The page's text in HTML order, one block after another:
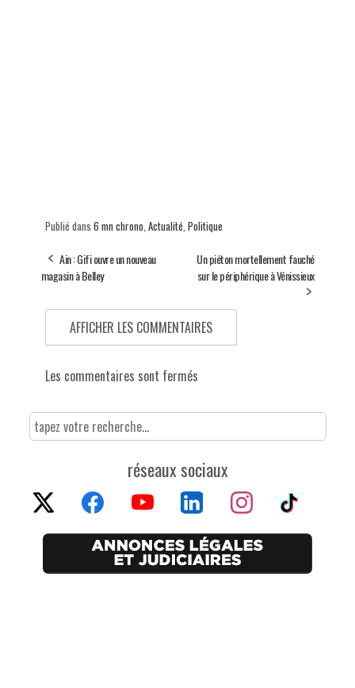
Publié dans 6 mn chrono Actualité Politique
Ain : Gifi ouvre un nouveau
magasin à Belley
Un piéton mortellement fauché
sur le périphérique à Vénissieux
AFFICHER LES COMMENTAIRES
Les commentaires sont fermés
réseaux sociaux